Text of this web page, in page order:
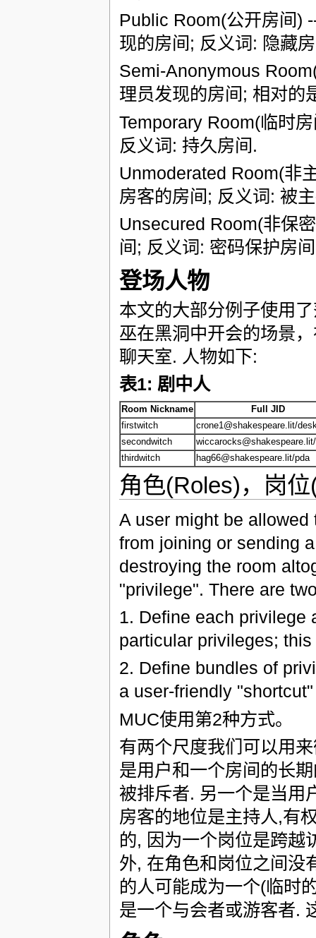
Public Room(公开房间)
现的房间; 反义词: 隐藏
Semi-Anonymous
理员发现的房间; 相对的
Temporary Room(临时
反义词: 持久房间.
Unmoderated Room(非
房客的房间; 反义词: 被
Unsecured Room(非保
间; 反义词: 密码保护房
登场人物
本文的大部分例子使用
巫在黑洞中开会的场景
聊天室. 人物如下:
表1: 剧中人
Room Nickname
Full JID
firstwitch
crone1@shakespeare.lit/
secondwitch
thirdwitch
hag66@shakespeare.lit/pda
角色(Roles)，岗
A user might be
from joining or sending
destroying the room
"privilege". There are
1. Define each privilege
particular privileges;
2. Define bundles of
a user-friendly
MUC使用第2种方式。
有两个尺度我们可以用
是用户和一个房间的长
被排斥者. 另一个是当用
房客的地位是主持人,有
的, 因为一个岗位是跨越
外, 在角色和岗位之间没
的人可能成为一个(临时
是一个与会者或游客者.